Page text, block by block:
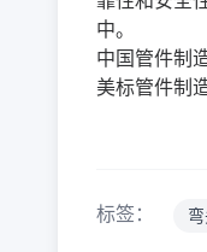
中。
中国管件制
美标管件制
标签：